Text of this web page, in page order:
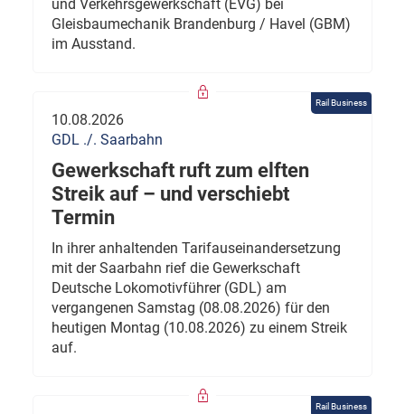
und Verkehrsgewerkschaft (EVG) bei
Gleisbaumechanik Brandenburg / Havel (GBM)
im Ausstand.
Rail Business
10.08.2026
GDL ./. Saarbahn
Gewerkschaft ruft zum elften
Streik auf – und verschiebt
Termin
In ihrer anhaltenden Tarifauseinandersetzung
mit der Saarbahn rief die Gewerkschaft
Deutsche Lokomotivführer (GDL) am
vergangenen Samstag (08.08.2026) für den
heutigen Montag (10.08.2026) zu einem Streik
auf.
Rail Business